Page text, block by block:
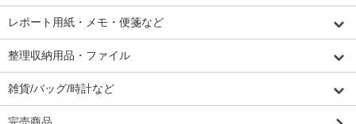
レポート用紙・メモ・便箋など
整理収納用品・ファイル
雑貨/バッグ/時計など